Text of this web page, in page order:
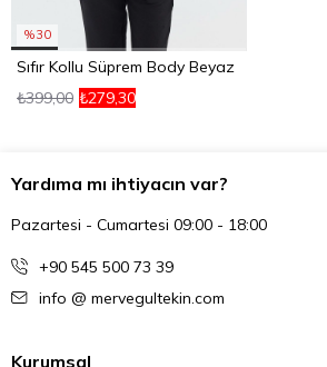
%30
Sıfır Kollu Süprem Body Beyaz
₺279,30
₺399,00
Yardıma mı ihtiyacın var?
Pazartesi - Cumartesi 09:00 - 18:00
+90 545 500 73 39
info @ mervegultekin.com
Kurumsal